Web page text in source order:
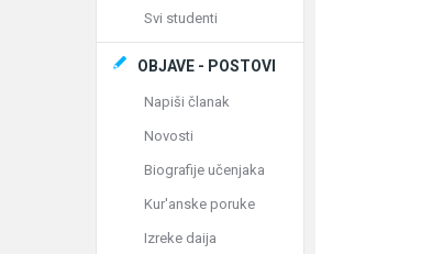
Svi studenti
OBJAVE - POSTOVI
Napiši članak
Novosti
Biografije učenjaka
Kur'anske poruke
Izreke daija